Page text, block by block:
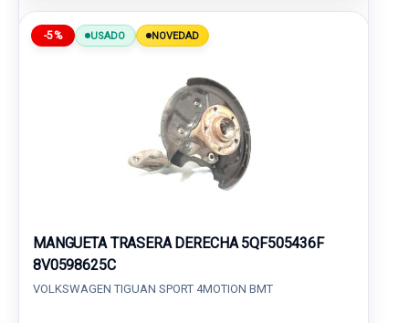
-5% USADO NOVEDAD
MANGUETA TRASERA DERECHA 5QF505436F
8V0598625C
VOLKSWAGEN TIGUAN SPORT 4MOTION BMT